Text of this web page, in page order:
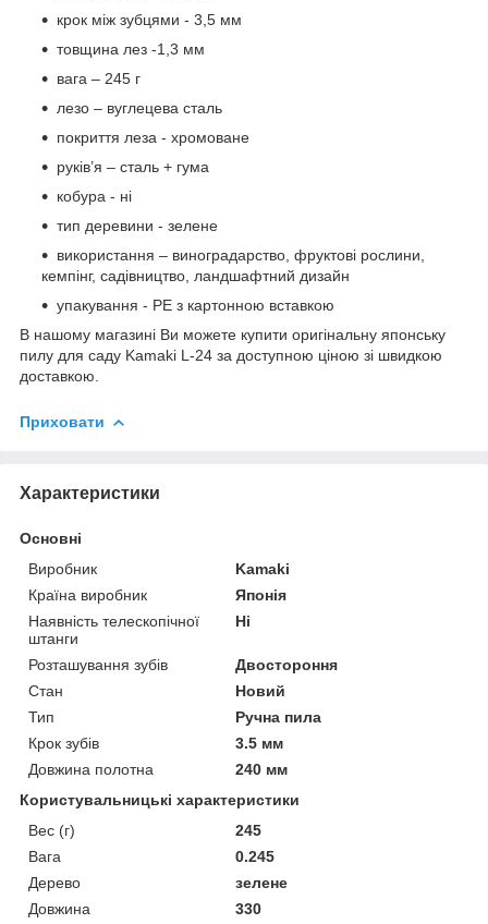
крок між зубцями - 3,5 мм
товщина лез -1,3 мм
вага – 245 г
лезо – вуглецева сталь
покриття леза - хромоване
руків’я – сталь + гума
кобура - ні
тип деревини - зелене
використання – виноградарство, фруктові рослини,
кемпінг, садівництво, ландшафтний дизайн
упакування - PE з картонною вставкою
В нашому магазині Ви можете купити оригінальну японську
пилу для саду Kamaki L-24 за доступною ціною зі швидкою
доставкою.
Приховати
Характеристики
Основні
Виробник
Kamaki
Країна виробник
Японія
Наявність телескопічної
штанги
Ні
Розташування зубів
Двостороння
Стан
Новий
Тип
Ручна пила
Крок зубів
3.5 мм
Довжина полотна
240 мм
Користувальницькі характеристики
Вес (г)
245
Вага
0.245
Дерево
зелене
Довжина
330